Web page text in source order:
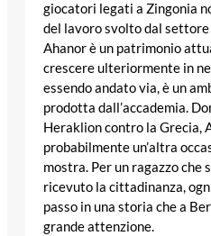
giocatori legati a Zingonia
del lavoro svolto dal
Ahanor è un patrimonio
crescere ulteriormente in
essendo andato via, è un
prodotta dall’accademia.
Heraklion contro la Grecia,
probabilmente un’altra
mostra. Per un ragazzo che
ricevuto la cittadinanza,
passo in una storia che a
grande attenzione.